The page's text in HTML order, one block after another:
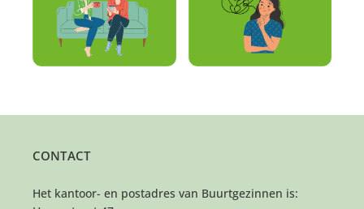
CONTACT
Het kantoor- en postadres van Buurtgezinnen is: